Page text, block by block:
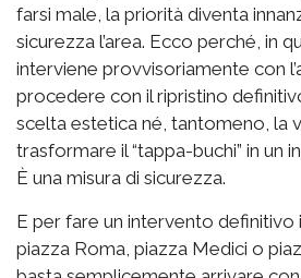
farsi male, la priorità diventa
sicurezza l’area. Ecco perché, in
interviene provvisoriamente con
procedere con il ripristino
scelta estetica né, tantomeno, la
trasformare il “tappa-buchi” in un
È una misura di sicurezza.
E per fare un intervento definitivo
piazza Roma, piazza Medici o